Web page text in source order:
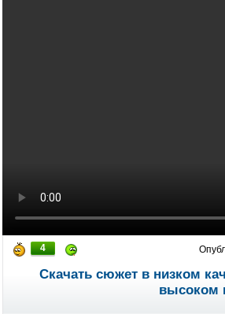
4
Скачать сюжет в низком
высоком